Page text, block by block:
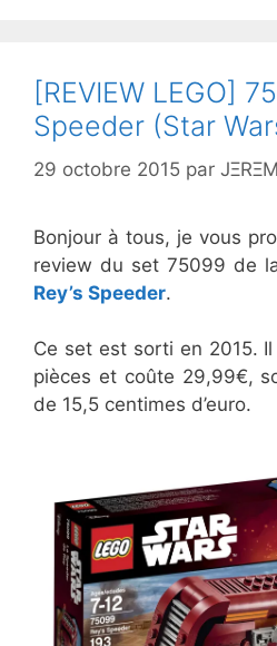
[REVIEW LEGO]
Speeder (Star
29 octobre 2015 par
Bonjour à tous, je vous
review du set 75099 de
Rey’s Speeder.
Ce set est sorti en 2015.
pièces et coûte 29,99€,
de 15,5 centimes d’euro.